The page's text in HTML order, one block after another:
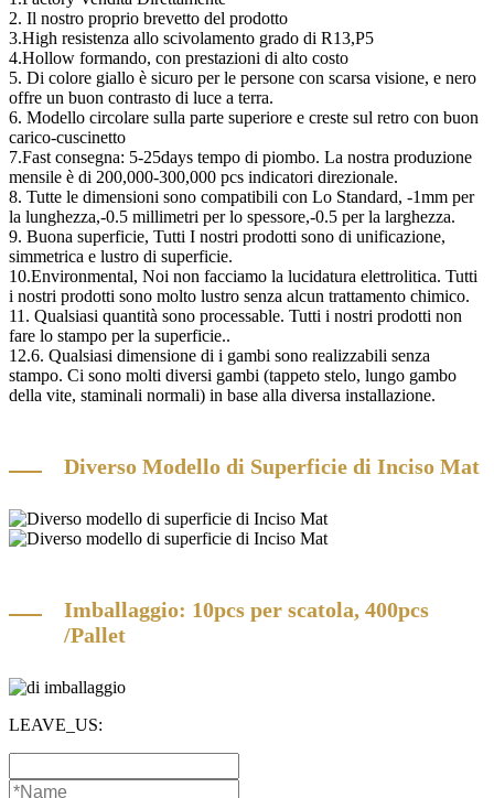
2. Il nostro proprio brevetto del prodotto
3.High resistenza allo scivolamento grado di R13,P5
4.Hollow formando, con prestazioni di alto costo
5. Di colore giallo è sicuro per le persone con scarsa visione, e nero
offre un buon contrasto di luce a terra.
6. Modello circolare sulla parte superiore e creste sul retro con buon
carico-cuscinetto
7.Fast consegna: 5-25days tempo di piombo. La nostra produzione
mensile è di 200,000-300,000 pcs indicatori direzionale.
8. Tutte le dimensioni sono compatibili con Lo Standard, -1mm per
la lunghezza,-0.5 millimetri per lo spessore,-0.5 per la larghezza.
9. Buona superficie, Tutti I nostri prodotti sono di unificazione,
simmetrica e lustro di superficie.
10.Environmental, Noi non facciamo la lucidatura elettrolitica. Tutti
i nostri prodotti sono molto lustro senza alcun trattamento chimico.
11. Qualsiasi quantità sono processable. Tutti i nostri prodotti non
fare lo stampo per la superficie..
12.6. Qualsiasi dimensione di i gambi sono realizzabili senza
stampo. Ci sono molti diversi gambi (tappeto stelo, lungo gambo
della vite, staminali normali) in base alla diversa installazione.
Diverso Modello di Superficie di Inciso Mat
Imballaggio: 10pcs per scatola, 400pcs
/Pallet
LEAVE_US: